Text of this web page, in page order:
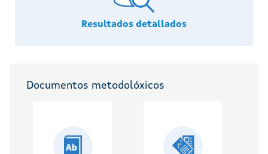
Resultados detallados
Documentos metodolóxicos